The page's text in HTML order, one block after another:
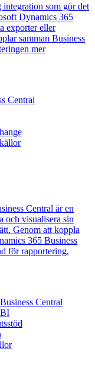
som gör det
Dynamics 365
exporter eller
samman Business
mer
Central
Central är en
och visualisera sin
Genom att koppla
365 Business
för rapportering,
Central